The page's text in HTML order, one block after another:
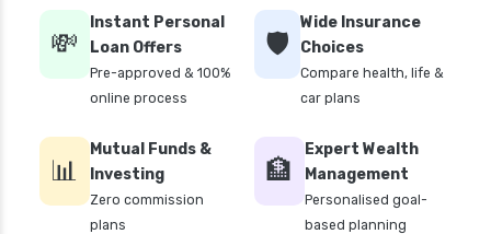
how to cancel health insurance policy
how to check star health insurance policy
status
iifl health insurance
individual health insurance policy
irdai health insurance guidelines
is dental treatment covered in health
💸
Instant Personal
Loan Offers
Pre-approved & 100%
online process
🛡️
Wide Insurance
Choices
Compare health, life &
car plans
📊
Mutual Funds &
Investing
Zero commission
plans
🏦
Expert Wealth
Management
Personalised goal-
based planning